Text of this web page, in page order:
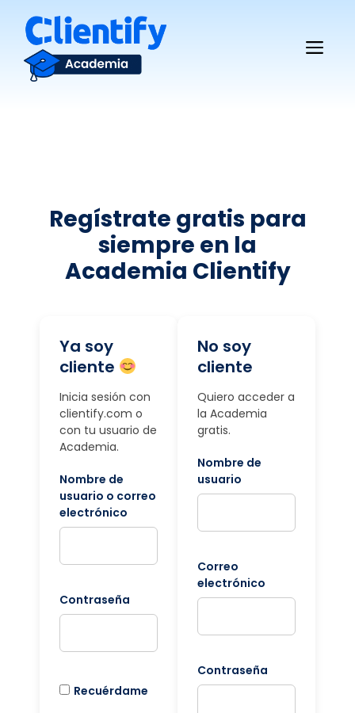
contenido
Regístrate gratis para
siempre en la
Academia Clientify
Ya soy
cliente
Inicia sesión con
clientify.com o
con tu usuario de
Academia.
Nombre de
usuario o correo
electrónico
Contraseña
Recuérdame
No soy
cliente
Quiero acceder a
la Academia
gratis.
Nombre de
usuario
Correo
electrónico
Contraseña